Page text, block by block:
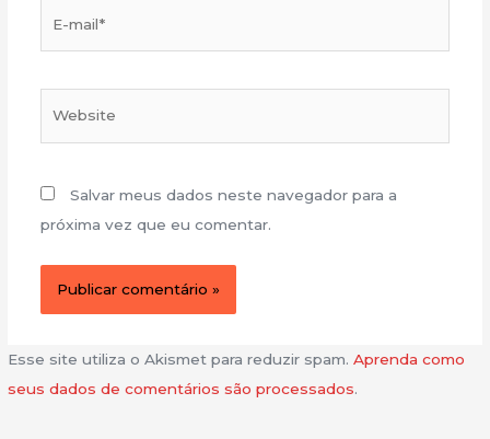
Salvar meus dados neste navegador para a
próxima vez que eu comentar.
Esse site utiliza o Akismet para reduzir spam.Aprenda como
seus dados de comentários são processados.